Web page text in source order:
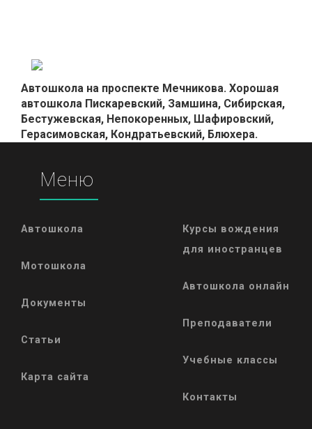
Автошкола на проспекте Мечникова. Хорошая
автошкола Пискаревский, Замшина, Сибирская,
Бестужевская, Непокоренных, Шафировский,
Герасимовская, Кондратьевский, Блюхера.
Меню
Автошкола
Мотошкола
Документы
Статьи
Карта сайта
Курсы вождения
для иностранцев
Автошкола онлайн
Преподаватели
Учебные классы
Контакты